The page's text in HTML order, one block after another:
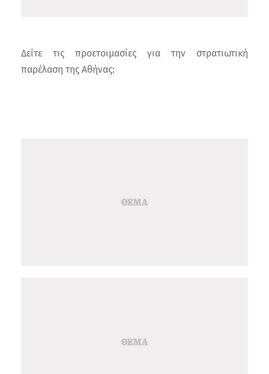
Δείτε τις προετοιμασίες για την στρατιωτική
παρέλαση της Αθήνας: